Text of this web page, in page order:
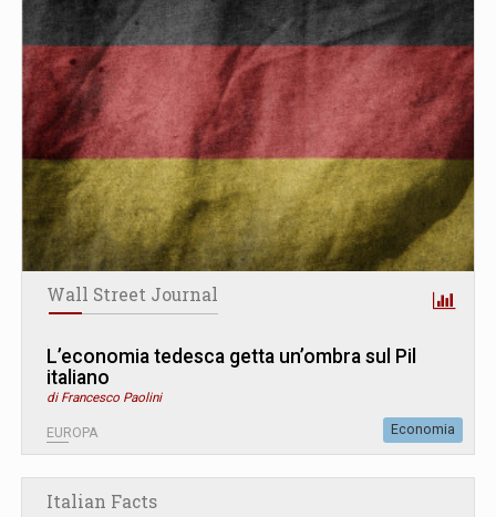
Wall Street Journal
L’economia tedesca getta un’ombra sul Pil
italiano
di Francesco Paolini
EUROPA Economia
Italian Facts